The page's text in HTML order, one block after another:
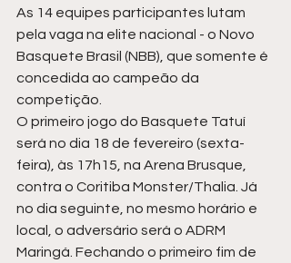
As 14 equipes participantes lutam
pela vaga na elite nacional - o Novo
Basquete Brasil (NBB), que somente é
concedida ao campeão da
competição.
O primeiro jogo do Basquete Tatuí
será no dia 18 de fevereiro (sexta-
feira), às 17h15, na Arena Brusque,
contra o Coritiba Monster/Thalia. Já
no dia seguinte, no mesmo horário e
local, o adversário será o ADRM
Maringá. Fechando o primeiro fim de